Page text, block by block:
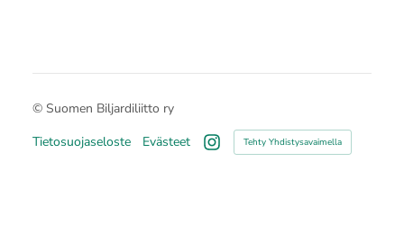
© Suomen Biljardiliitto ry
Tietosuojaseloste
Evästeet
Instagram
Tehty Yhdistysavaimella